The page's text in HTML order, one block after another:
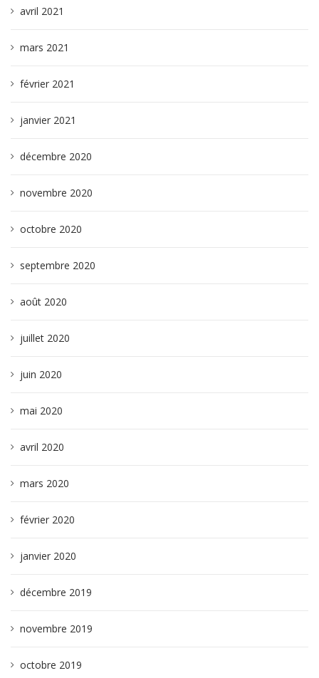
avril 2021
mars 2021
février 2021
janvier 2021
décembre 2020
novembre 2020
octobre 2020
septembre 2020
août 2020
juillet 2020
juin 2020
mai 2020
avril 2020
mars 2020
février 2020
janvier 2020
décembre 2019
novembre 2019
octobre 2019